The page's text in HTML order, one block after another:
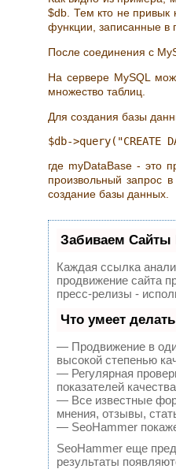
$db. Тем кто не привык
функции, записанные в
После соединения с
На сервере MySQL
множество таблиц.
Для создания базы
где myDataBase - это
произвольный запрос
создание базы данных.
Забиваем Сайты
Каждая ссылка
продвижение сайта
пресс-релизы -
Что умеет
— Продвижение в
высокой степенью
— Регулярная
показателей
— Все известные
мнения, отзывы,
— SeoHammer
SeoHammer еще
результаты